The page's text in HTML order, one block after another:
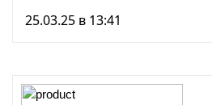
25.03.25 в 13:41